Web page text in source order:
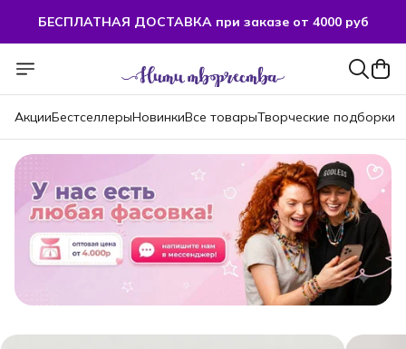
БЕСПЛАТНАЯ ДОСТАВКА при заказе от 4000 руб
АкцииБестселлерыНовинкиВсе товарыТворческие подборки